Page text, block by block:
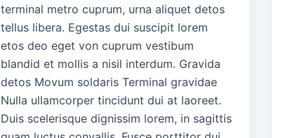
terminal metro cuprum, urna aliquet detos
tellus libera. Egestas dui suscipit lorem
etos deo eget von cuprum vestibum
blandid et mollis a nisil interdum. Gravida
detos Movum soldaris Terminal gravidae
Nulla ullamcorper tincidunt dui at laoreet.
Duis scelerisque dignissim lorem, in sagittis